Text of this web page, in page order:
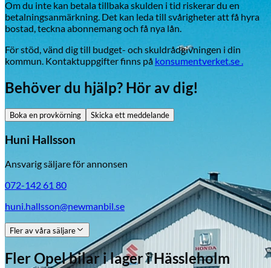
Om du inte kan betala tillbaka skulden i tid riskerar du en
betalningsanmärkning. Det kan leda till svårigheter att få hyra
bostad, teckna abonnemang och få nya lån.
För stöd, vänd dig till budget- och skuldrådgivningen i din
kommun. Kontaktuppgifter finns på konsumentverket.se .
Behöver du hjälp? Hör av dig!
Boka en provkörning Skicka ett meddelande
Huni Hallsson
Ansvarig säljare för annonsen
072-142 61 80
huni.hallsson@newmanbil.se
Fler av våra säljare
FlerOpelbilar i lageri Hässleholm